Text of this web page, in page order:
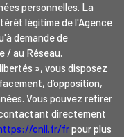
personnelles. La
légitime de l'Agence
demande de
/ au Réseau.
», vous disposez
d’opposition,
Vous pouvez retirer
directement
cnil.fr/frpour plus